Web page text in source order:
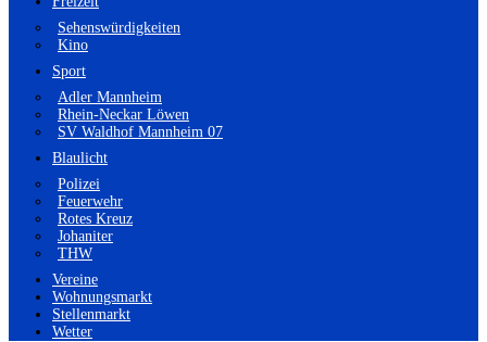
Sehenswürdigkeiten
Kino
Sport
Adler Mannheim
Rhein-Neckar Löwen
SV Waldhof Mannheim 07
Blaulicht
Polizei
Feuerwehr
Rotes Kreuz
Johaniter
THW
Vereine
Wohnungsmarkt
Stellenmarkt
Wetter